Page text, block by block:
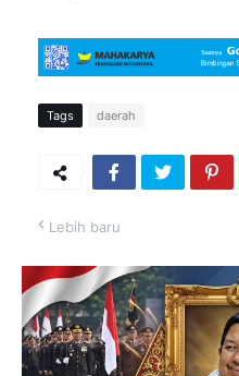
Tags daerah
Lebih baru